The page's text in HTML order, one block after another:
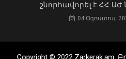
ցանկացած տիպի բռնություն
շնորհավորել է ՀՀ
04 Օգոստոս,